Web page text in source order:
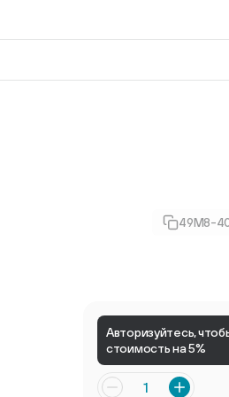
49М8-
Авторизуйтесь,
стоимость на 5%
Есть учётная запись?